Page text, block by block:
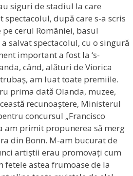
siguri de stadiul la care
după care s-a scris
pe cerul României, basul
salvat spectacolul, cu o singură
important a fost la ‘s-
când, alături de Viorica
am luat toate premiile.
prima dată Olanda, muzee,
recunoaștere, Ministerul
concursul „Francisco
am primit propunerea să merg
din Bonn. M-am bucurat de
artiștii erau promovați cum
fetele astea frumoase de la